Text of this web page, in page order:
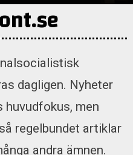
dagligen. Nyheter
men
regelbundet artiklar
andra ämnen.